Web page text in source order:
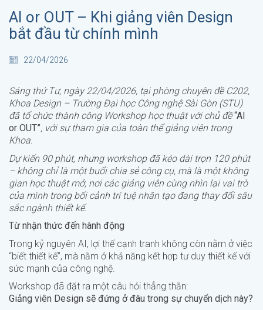
AI or OUT – Khi giảng viên Design
bắt đầu từ chính mình
22/04/2026
Sáng thứ Tư, ngày 22/04/2026, tại phòng chuyên đề C202,
Khoa Design – Trường Đại học Công nghệ Sài Gòn (STU)
đã tổ chức thành công Workshop học thuật với chủ đề“AI
or OUT”, với sự tham gia của toàn thể giảng viên trong
Khoa.
Dự kiến 90 phút, nhưng workshop đã kéo dài trọn 120 phút
– không chỉ là một buổi chia sẻ công cụ, mà là một không
gian học thuật mở, nơi các giảng viên cùng nhìn lại vai trò
của mình trong bối cảnh trí tuệ nhân tạo đang thay đổi sâu
sắc ngành thiết kế.
Từ nhận thức đến hành động
Trong kỷ nguyên AI, lợi thế cạnh tranh không còn nằm ở việc
“biết thiết kế”, mà nằm ở khả năng kết hợp tư duy thiết kế với
sức mạnh của công nghệ.
Workshop đã đặt ra một câu hỏi thẳng thắn:
Giảng viên Design sẽ đứng ở đâu trong sự chuyển dịch này?